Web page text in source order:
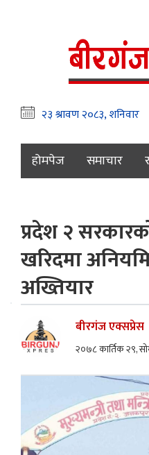
होमपेज समाचार
प्रदेश २
खरिदमा
अख्तियार
बीरगंज एक्सप्रेस
२०७८ कार्तिक २९,